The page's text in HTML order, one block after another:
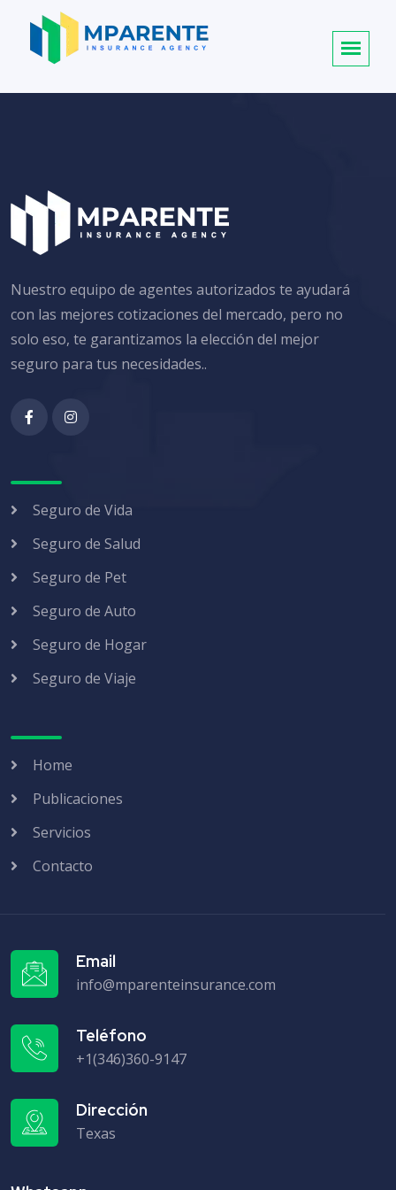
Nuestro equipo de agentes autorizados te ayudará
con las mejores cotizaciones del mercado, pero no
solo eso, te garantizamos la elección del mejor
seguro para tus necesidades..
Seguro de Vida
Seguro de Salud
Seguro de Pet
Seguro de Auto
Seguro de Hogar
Seguro de Viaje
Home
Publicaciones
Servicios
Contacto
Email
info@mparenteinsurance.com
Teléfono
+1(346)360-9147
Dirección
Texas